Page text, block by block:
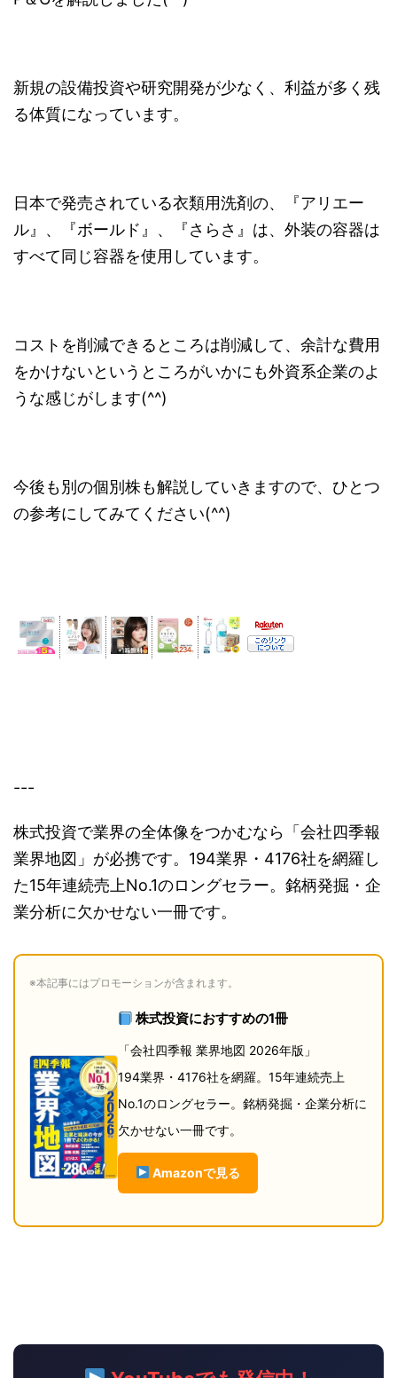
新規の設備投資や研究開発が少なく、利益が多く残
る体質になっています。
日本で発売されている衣類用洗剤の、『アリエー
ル』、『ボールド』、『さらさ』は、外装の容器は
すべて同じ容器を使用しています。
コストを削減できるところは削減して、余計な費用
をかけないというところがいかにも外資系企業のよ
うな感じがします(^^)
今後も別の個別株も解説していきますので、ひとつ
の参考にしてみてください(^^)
---
株式投資で業界の全体像をつかむなら「会社四季報
業界地図」が必携です。194業界・4176社を網羅し
た15年連続売上No.1のロングセラー。銘柄発掘・企
業分析に欠かせない一冊です。
※本記事にはプロモーションが含まれます。
株式投資におすすめの1冊
「会社四季報 業界地図 2026年版」
194業界・4176社を網羅。15年連続売上
No.1のロングセラー。銘柄発掘・企業分析に
欠かせない一冊です。
Amazonで見る